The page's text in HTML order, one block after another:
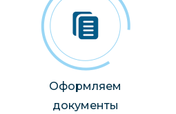
Оформляем
документы